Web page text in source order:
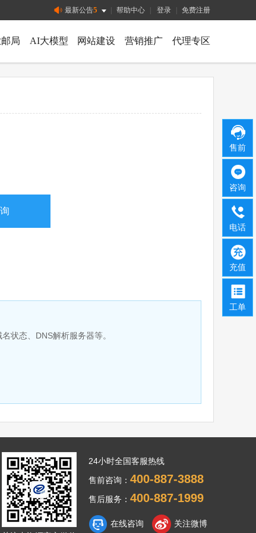
售前
咨询
电话
充值
工单
登录 免费注册
最新公告5 帮助中心
代理专区
营销推广
网站建设
AI大模型
局
状态、DNS解析服务器等。
24小时全国客服热线
售前咨询： 400-887-3888
售后服务： 400-887-1999
在线咨询 关注微博